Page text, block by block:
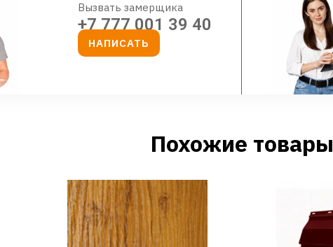
Вызвать замерщика
+7 777 001 39 40
НАПИСАТЬ
Похожие товары